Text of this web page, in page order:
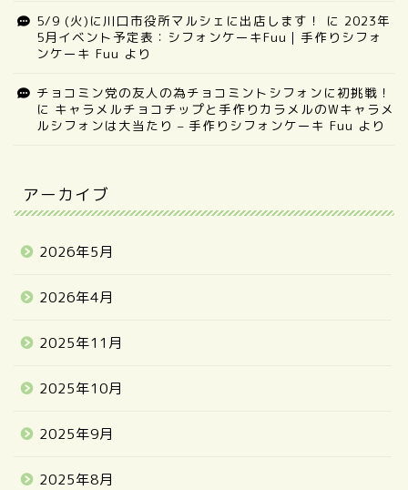
5/9 (火)に川口市役所マルシェに出店します！ に 2023年
5月イベント予定表：シフォンケーキFuu｜手作りシフォ
ンケーキ Fuu より
チョコミン党の友人の為チョコミントシフォンに初挑戦！
に キャラメルチョコチップと手作りカラメルのWキャラメ
ルシフォンは大当たり – 手作りシフォンケーキ Fuu より
アーカイブ
2026年5月
2026年4月
2025年11月
2025年10月
2025年9月
2025年8月